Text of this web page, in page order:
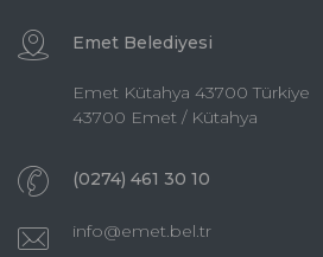
Emet Belediyesi
Emet Kütahya 43700 Türkiye
43700 Emet / Kütahya
(0274) 461 30 10
info@emet.bel.tr